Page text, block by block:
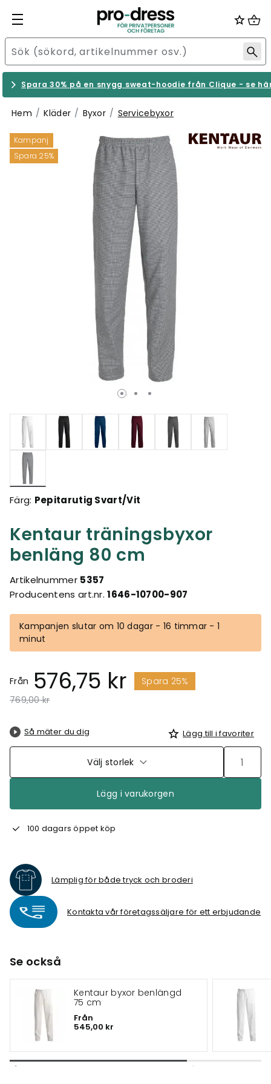
Spara 30% på en snygg sweat-hoodie från Clique - se
Hem Kläder Byxor Servicebyxor
Kampanj
Spara 25%
Kentaur träningsbyxor
benläng 80 cm
Artikelnummer 5357
Producentens art.nr.1646-10700-907
Kampanjen slutar om 10 dagar - 16 timmar - 1
minut
Från 576,75 kr
Spara 25%
Pris nedsatt från
769,00 krtill
Valda
Färg: Pepitarutig Svart/Vit
Så mäter du dig Lägg till i favoriter
Välj storlek
Lägg i varukorgen
100 dagars öppet köp
Lämplig för både tryck och broderi
Kontakta vår företagssäljare för ett erbjudande
Se också
Kentaur byxor benlängd
75 cm
Från
545,00 kr